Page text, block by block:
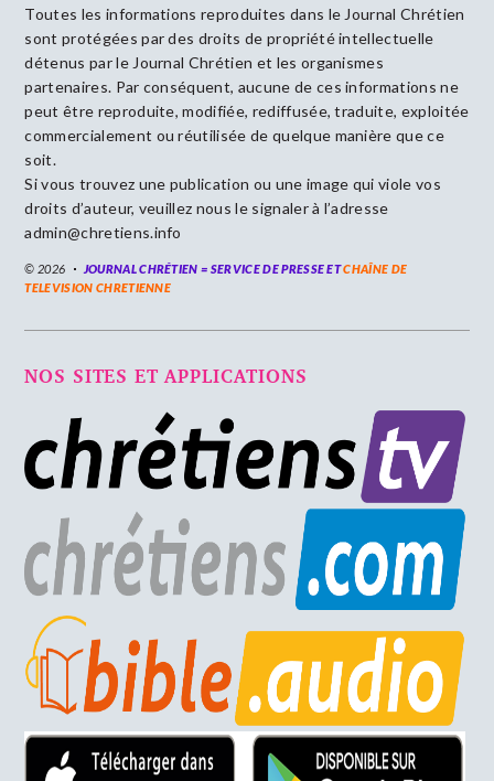
Toutes les informations reproduites dans le Journal Chrétien
sont protégées par des droits de propriété intellectuelle
détenus par le Journal Chrétien et les organismes
partenaires. Par conséquent, aucune de ces informations ne
peut être reproduite, modifiée, rediffusée, traduite, exploitée
commercialement ou réutilisée de quelque manière que ce
soit.
Si vous trouvez une publication ou une image qui viole vos
droits d’auteur, veuillez nous le signaler à l’adresse
admin@chretiens.info
© 2026 JOURNAL CHRÉTIEN = SERVICE DE PRESSE ETCHAÎNE DE
TELEVISION CHRETIENNE
NOS SITES ET APPLICATIONS